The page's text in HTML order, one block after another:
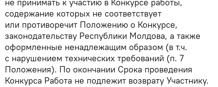
не принимать к участию в Конкурсе работы,
содержание которых не соответствует
или противоречит Положению о Конкурсе,
законодательству Республики Молдова, а также
оформленные ненадлежащим образом (в т.ч.
с нарушением технических требований (п. 7
Положения). По окончании Срока проведения
Конкурса Работа не подлежит возврату Участнику.